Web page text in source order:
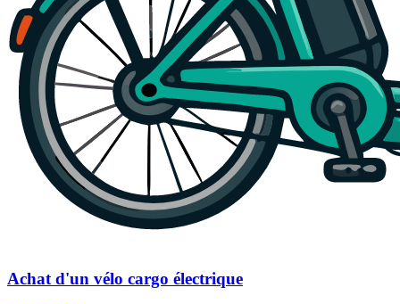
Achat d'un vélo cargo électrique